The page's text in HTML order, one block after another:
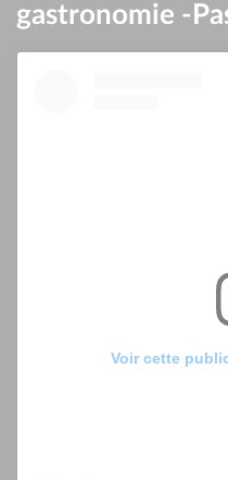
gastronomie -
Voir cette